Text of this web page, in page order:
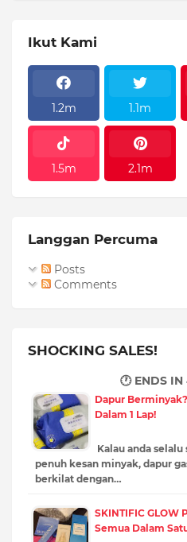
Ikut Kami
1.2m 1.1m
1.5m 2.1m
Langgan Percuma
Posts
Comments
SHOCKING SALES!
🕐 ENDS IN
Dapur
Dalam 1 Lap!
Kalau anda
penuh kesan minyak, dapur
berkilat dengan…
SKINTIFIC GLOW
Semua Dalam